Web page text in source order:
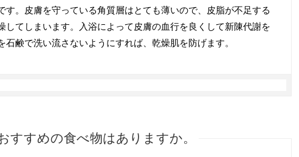
す。皮膚を守っている角質層はとても薄いので、皮脂が不足する
してしまいます。入浴によって皮膚の血行を良くして新陳代謝を
石鹸で洗い流さないようにすれば、乾燥肌を防げます。
すすめの食べ物はありますか。